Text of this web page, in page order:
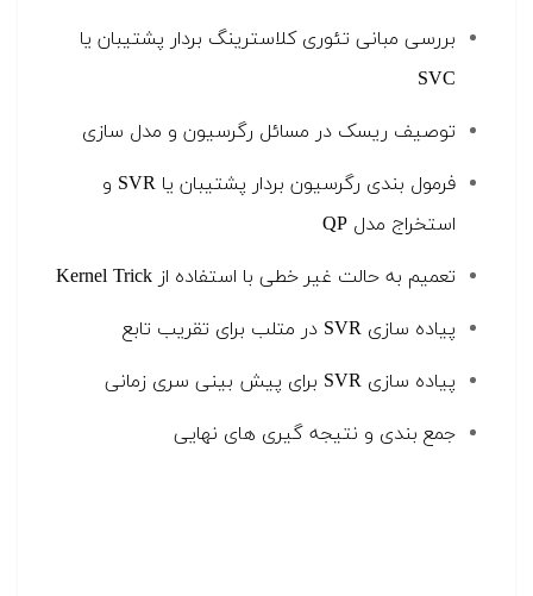
بررسی مبانی تئوری کلاسترینگ بردار پشتیبان یا
SVC
توصیف ریسک در مسائل رگرسیون و مدل سازی
فرمول بندی رگرسیون بردار پشتیبان یا SVR و
استخراج مدل QP
تعمیم به حالت غیر خطی با استفاده از Kernel Trick
پیاده سازی SVR در متلب برای تقریب تابع
پیاده سازی SVR برای پیش بینی سری زمانی
جمع بندی و نتیجه گیری های نهایی